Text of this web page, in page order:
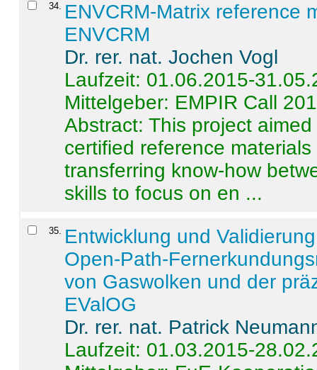
34. ENVCRM-Matrix reference
ENVCRM
Dr. rer. nat. Jochen Vogl
Laufzeit: 01.06.2015-
Mittelgeber: EMPIR Call
Abstract:This project
certified reference
transferring know-how
skills to focus on en ...
35. Entwicklung und
Open-Path-
von Gaswolken und der
EValOG
Dr. rer. nat. Patrick
Laufzeit: 01.03.2015-